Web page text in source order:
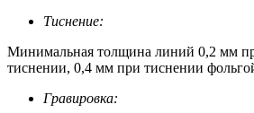
Тиснение:
Минимальная толщина линий 0,2 мм
тиснении, 0,4 мм при тиснении
Гравировка: